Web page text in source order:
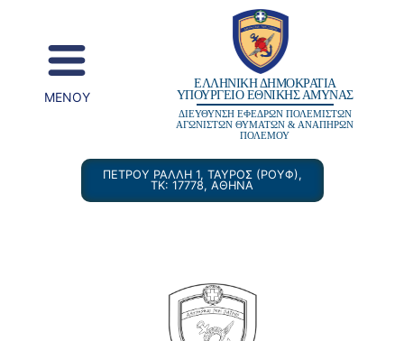
MENOY
ΕΛΛΗΝΙΚΗ ΔΗΜΟΚΡΑΤΙΑ
ΥΠΟΥΡΓΕΙΟ ΕΘΝΙΚΗΣ ΑΜΥΝΑΣ
ΔΙΕΥΘΥΝΣΗ ΕΦΕΔΡΩΝ ΠΟΛΕΜΙΣΤΩΝ
ΑΓΩΝΙΣΤΩΝ ΘΥΜΑΤΩΝ & ΑΝΑΠΗΡΩΝ
ΠΟΛΕΜΟΥ
ΠΕΤΡΟΥ ΡΑΛΛΗ 1, ΤΑΥΡΟΣ (ΡΟΥΦ),
ΤΚ: 17778, ΑΘΗΝΑ